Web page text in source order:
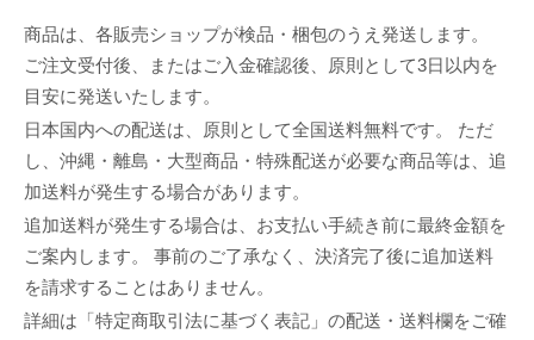
商品は、各販売ショップが検品・梱包のうえ発送します。
ご注文受付後、またはご入金確認後、原則として3日以内を
目安に発送いたします。
日本国内への配送は、原則として全国送料無料です。 ただ
し、沖縄・離島・大型商品・特殊配送が必要な商品等は、追
加送料が発生する場合があります。
追加送料が発生する場合は、お支払い手続き前に最終金額を
ご案内します。 事前のご了承なく、決済完了後に追加送料
を請求することはありません。
詳細は「特定商取引法に基づく表記」の配送・送料欄をご確